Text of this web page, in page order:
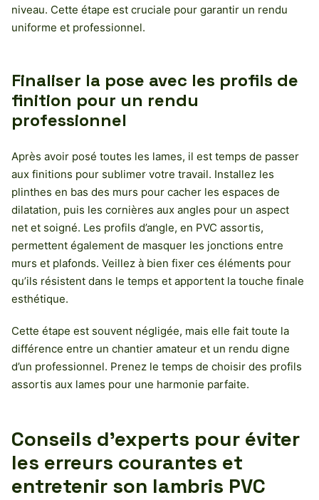
niveau. Cette étape est cruciale pour garantir un rendu
uniforme et professionnel.
Finaliser la pose avec les profils de
finition pour un rendu
professionnel
Après avoir posé toutes les lames, il est temps de passer
aux finitions pour sublimer votre travail. Installez les
plinthes en bas des murs pour cacher les espaces de
dilatation, puis les cornières aux angles pour un aspect
net et soigné. Les profils d’angle, en PVC assortis,
permettent également de masquer les jonctions entre
murs et plafonds. Veillez à bien fixer ces éléments pour
qu’ils résistent dans le temps et apportent la touche finale
esthétique.
Cette étape est souvent négligée, mais elle fait toute la
différence entre un chantier amateur et un rendu digne
d’un professionnel. Prenez le temps de choisir des profils
assortis aux lames pour une harmonie parfaite.
Conseils d’experts pour éviter
les erreurs courantes et
entretenir son lambris PVC